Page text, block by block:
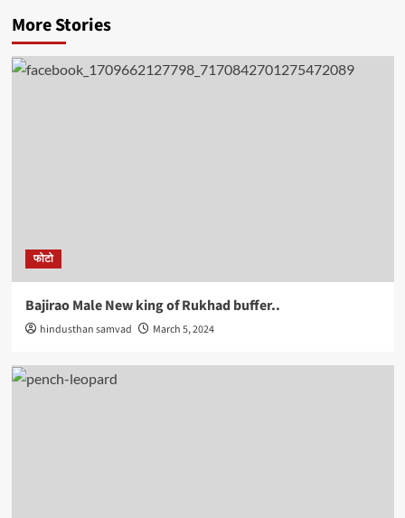
More Stories
फोटो
Bajirao Male New king of Rukhad buffer..
hindusthan samvad March 5, 2024